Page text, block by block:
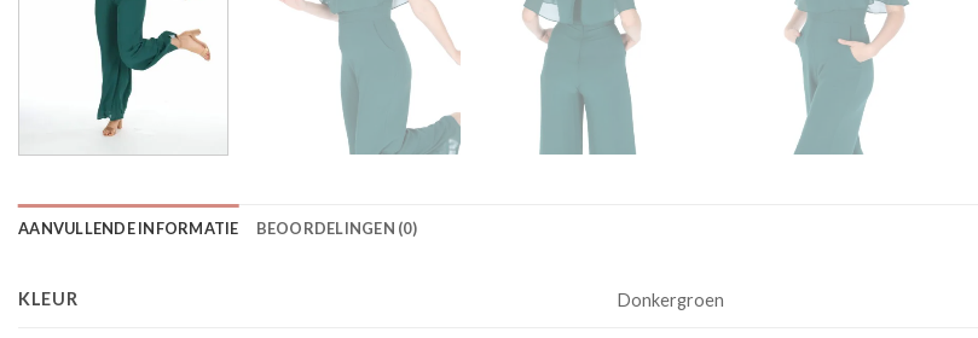
AANVULLENDE INFORMATIE BEOORDELINGEN (0)
KLEUR Donkergroen